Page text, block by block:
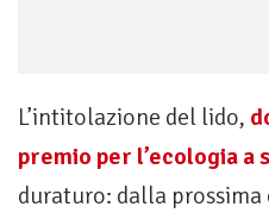
L’intitolazione del lido,
premio per l’ecologia a
duraturo: dalla